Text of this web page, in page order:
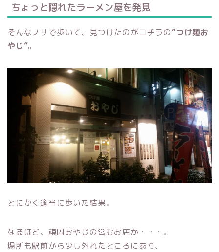
ちょっと隠れたラーメン屋を発見
そんなノリで歩いて、見つけたのがコチラの”つけ麺お
やじ”。
とにかく適当に歩いた結果。
なるほど、頑固おやじの営むお店か・・・。
場所も駅前から少し外れたところにあり、